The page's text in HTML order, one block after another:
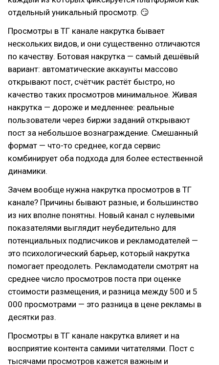
отдельный уникальный просмотр. 😏
Просмотры в ТГ канале накрутка бывает
нескольких видов, и они существенно отличаются
по качеству. Ботовая накрутка — самый дешёвый
вариант: автоматические аккаунты массово
открывают пост, счётчик растёт быстро, но
качество таких просмотров минимальное. Живая
накрутка — дороже и медленнее: реальные
пользователи через биржи заданий открывают
пост за небольшое вознаграждение. Смешанный
формат — что-то среднее, когда сервис
комбинирует оба подхода для более естественной
динамики.
Зачем вообще нужна накрутка просмотров в ТГ
канале? Причины бывают разные, и большинство
из них вполне понятны. Новый канал с нулевыми
показателями выглядит неубедительно для
потенциальных подписчиков и рекламодателей —
это психологический барьер, который накрутка
помогает преодолеть. Рекламодатели смотрят на
среднее число просмотров поста при оценке
стоимости размещения, и разница между 500 и 5
000 просмотрами — это разница в цене рекламы в
десятки раз.
Просмотры в ТГ канале накрутка влияет и на
восприятие контента самими читателями. Пост с
тысячами просмотров кажется важным и